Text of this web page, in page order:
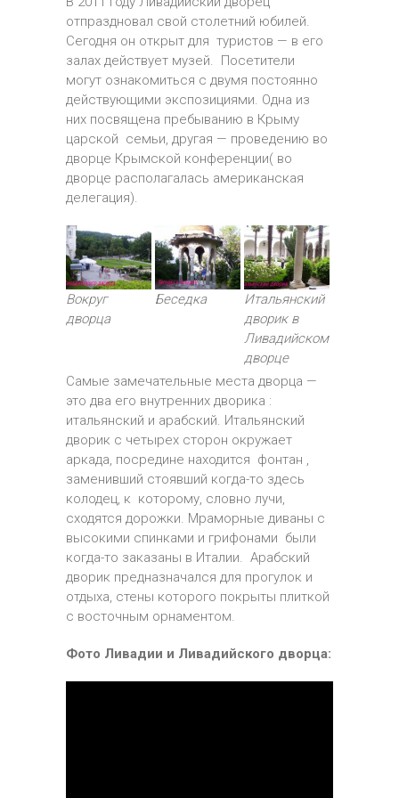
отпраздновал свой столетний юбилей.
Сегодня он открыт для туристов — в его
залах действует музей. Посетители
могут ознакомиться с двумя постоянно
действующими экспозициями. Одна из
них посвящена пребыванию в Крыму
царской семьи, другая — проведению во
дворце Крымской конференции( во
дворце располагалась американская
делегация).
Вокруг
дворца
Беседка
Итальянский
дворик в
Ливадийском
дворце
Самые замечательные места дворца —
это два его внутренних дворика :
итальянский и арабский. Итальянский
дворик с четырех сторон окружает
аркада, посредине находится фонтан ,
заменивший стоявший когда-то здесь
колодец, к которому, словно лучи,
сходятся дорожки. Мраморные диваны с
высокими спинками и грифонами были
когда-то заказаны в Италии. Арабский
дворик предназначался для прогулок и
отдыха, стены которого покрыты плиткой
с восточным орнаментом.
Фото Ливадии и Ливадийского дворца: